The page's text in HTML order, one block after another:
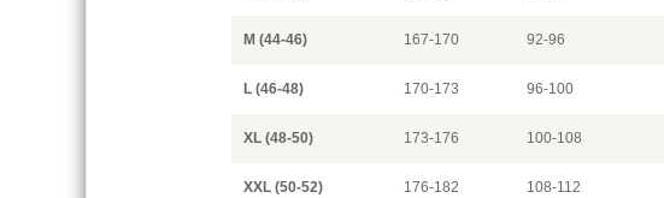
M (44-46) 167-170 92-96
L (46-48) 170-173 96-100
XL (48-50) 173-176 100-108
XXL (50-52) 176-182 108-112